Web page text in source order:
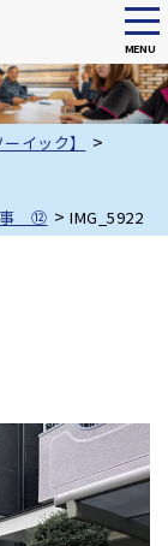
MENU
イック】 >
事 ⑫ > IMG_5922